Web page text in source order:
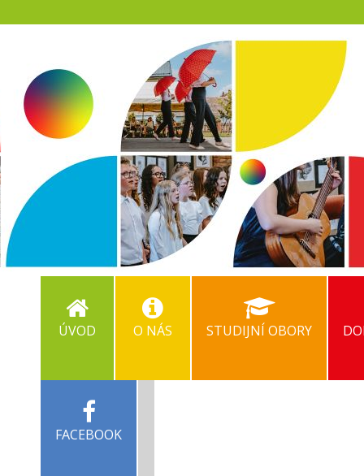
ÚVOD O NÁS STUDIJNÍ OBORY
FACEBOOK